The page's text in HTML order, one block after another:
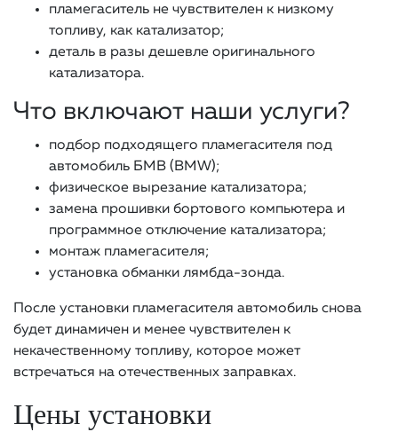
пламегаситель не чувствителен к низкому
топливу, как катализатор;
деталь в разы дешевле оригинального
катализатора.
Что включают наши услуги?
подбор подходящего пламегасителя под
автомобиль БМВ (BMW);
физическое вырезание катализатора;
замена прошивки бортового компьютера и
программное отключение катализатора;
монтаж пламегасителя;
установка обманки лямбда-зонда.
После установки пламегасителя автомобиль снова
будет динамичен и менее чувствителен к
некачественному топливу, которое может
встречаться на отечественных заправках.
Цены установки